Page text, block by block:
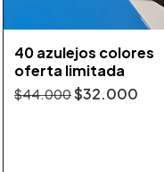
40 azulejos colores
oferta limitada
$44.000$32.000